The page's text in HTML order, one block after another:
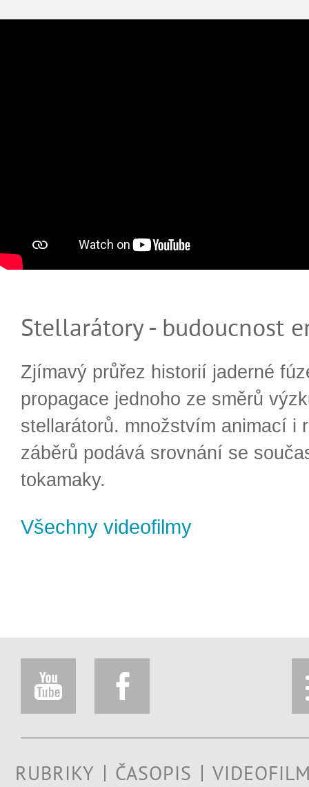
Stellarátory - budoucnost
Zjímavý průřez historií jaderné
propagace jednoho ze směrů
stellarátorů. množstvím animací i
záběrů podává srovnání se
tokamaky.
Všechny videofilmy
RUBRIKY ČASOPIS